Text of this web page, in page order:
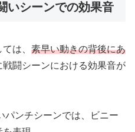
いシーンでの効果音
は、 素早い動きの背後にあ
戦闘シーンにおける効果音が
パンチシーンでは、ビニー